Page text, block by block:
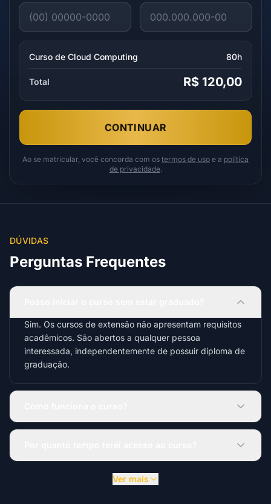
Curso de Cloud Computing 80h
Total R$ 120,00
CONTINUAR
Ao se matricular, você concorda com os termos de uso e a política
de privacidade.
DÚVIDAS
Perguntas Frequentes
Sim. Os cursos de extensão não apresentam requisitos
acadêmicos. São abertos a qualquer pessoa
interessada, independentemente de possuir diploma de
graduação.
Ver mais